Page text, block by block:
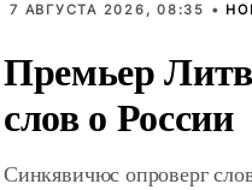
7 АВГУСТА 2026, 08:35 •
Премьер
слов о России
Синкявичюс опроверг